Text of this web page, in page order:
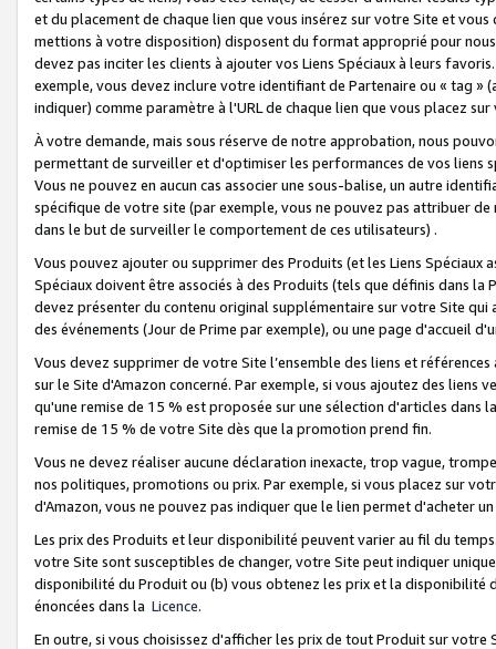
et du placement de chaque lien que vous insérez sur votre Site et
mettions à votre disposition) disposent du format approprié pour
devez pas inciter les clients à ajouter vos Liens Spéciaux à leurs
exemple, vous devez inclure votre identifiant de Partenaire ou « tag
indiquer) comme paramètre à l'URL de chaque lien que vous placez
À votre demande, mais sous réserve de notre approbation, nous
permettant de surveiller et d'optimiser les performances de vos liens
Vous ne pouvez en aucun cas associer une sous-balise, un autre
spécifique de votre site (par exemple, vous ne pouvez pas attribuer
dans le but de surveiller le comportement de ces utilisateurs) .
Vous pouvez ajouter ou supprimer des Produits (et les Liens
Spéciaux doivent être associés à des Produits (tels que définis dans
devez présenter du contenu original supplémentaire sur votre Site qui
des événements (Jour de Prime par exemple), ou une page d'accueil
Vous devez supprimer de votre Site l’ensemble des liens et
sur le Site d'Amazon concerné. Par exemple, si vous ajoutez des
qu'une remise de 15 % est proposée sur une sélection d'articles
remise de 15 % de votre Site dès que la promotion prend fin.
Vous ne devez réaliser aucune déclaration inexacte, trop vague,
nos politiques, promotions ou prix. Par exemple, si vous placez sur
d'Amazon, vous ne pouvez pas indiquer que le lien permet d'acheter
Les prix des Produits et leur disponibilité peuvent varier au fil du
votre Site sont susceptibles de changer, votre Site peut indiquer
disponibilité du Produit ou (b) vous obtenez les prix et la disponibilité
énoncées dans la Licence.
En outre, si vous choisissez d'afficher les prix de tout Produit sur